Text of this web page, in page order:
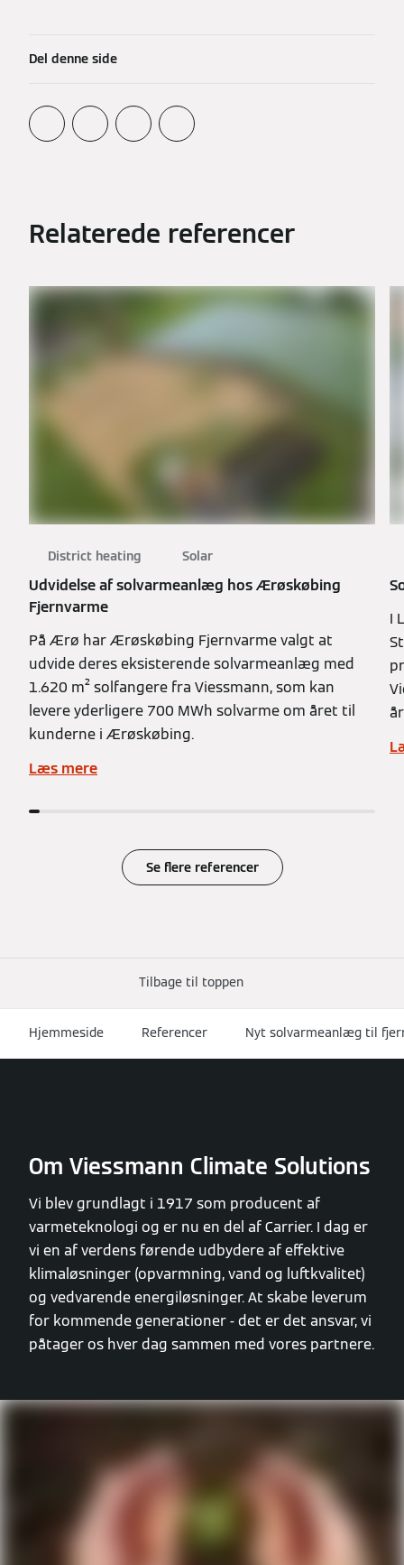
Del denne side
Relaterede referencer
District heating Solar
Udvidelse af solvarmeanlæg hos Ærøskøbing
Fjernvarme
På Ærø har Ærøskøbing Fjernvarme valgt at
udvide deres eksisterende solvarmeanlæg med
1.620 m² solfangere fra Viessmann, som kan
levere yderligere 700 MWh solvarme om året til
kunderne i Ærøskøbing.
Læs mere
I
Se flere referencer
Tilbage til toppen
Hjemmeside Referencer Nyt solvarmeanlæg til
Om Viessmann Climate Solutions
Vi blev grundlagt i 1917 som producent af
varmeteknologi og er nu en del af Carrier. I dag er
vi en af verdens førende udbydere af effektive
klimaløsninger (opvarmning, vand og luftkvalitet)
og vedvarende energiløsninger. At skabe leverum
for kommende generationer - det er det ansvar, vi
påtager os hver dag sammen med vores partnere.